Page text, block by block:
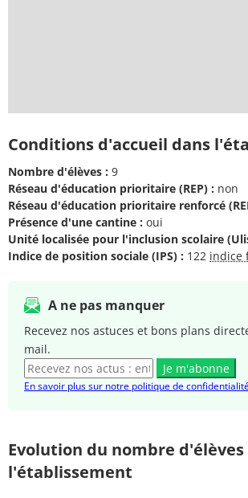
Conditions d'accueil dans
Nombre d'élèves : 9
Réseau d'éducation prioritaire (REP) : non
Réseau d'éducation prioritaire renforcé
Présence d'une cantine : oui
Unité localisée pour l'inclusion scolaire
Indice de position sociale (IPS) : 122 indice
A ne pas manquer
Recevez nos astuces et bons plans
mail.
Je m'abonne
En savoir plus sur notre politique de
Evolution du nombre d'élèves
l'établissement